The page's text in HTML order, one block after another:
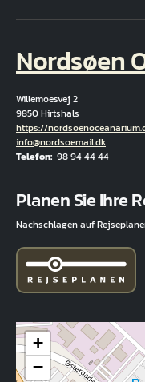
Nordsøen
Willemoesvej 2
9850 Hirtshals
Hjemmeside
https://
E-Mail
info@nordsoemail.dk
Telefon 98 94 44 44
Planen Sie Ihre
Nachschlagen auf
+
−